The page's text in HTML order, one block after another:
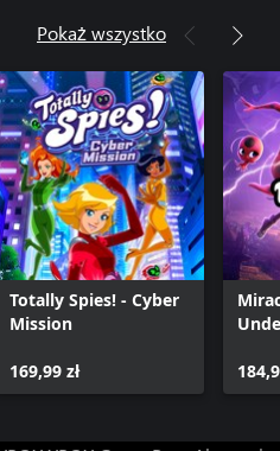
Pokaż wszystko
Totally Spies! - Cyber
Mission
169,99 zł